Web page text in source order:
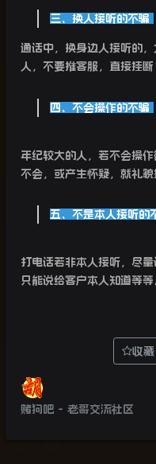
三、换人接听的不骗
通话中，换身边人接听的
人，不要推客服，直接挂断
四、不会操作的不骗
年纪较大的人，若不会操
不会，或产生怀疑，就礼
五、不是本人接听的
打电话若非本人接听，尽
只能说给客户本人知道等
收藏
赌狗吧 - 老哥交流社区